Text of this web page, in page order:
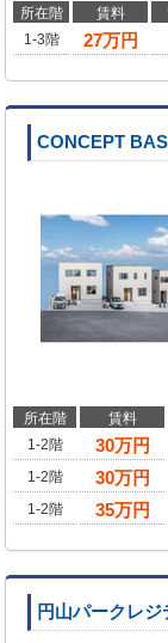
所在階 賃料
1-3階
27万円
CONCEPT
所在階 賃料
1-2階
30万円
1-2階
30万円
1-2階
35万円
円山パークレジ